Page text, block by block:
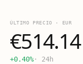
ÚLTIMO PRECIO · EUR
€514.14
+0.40%· 24h